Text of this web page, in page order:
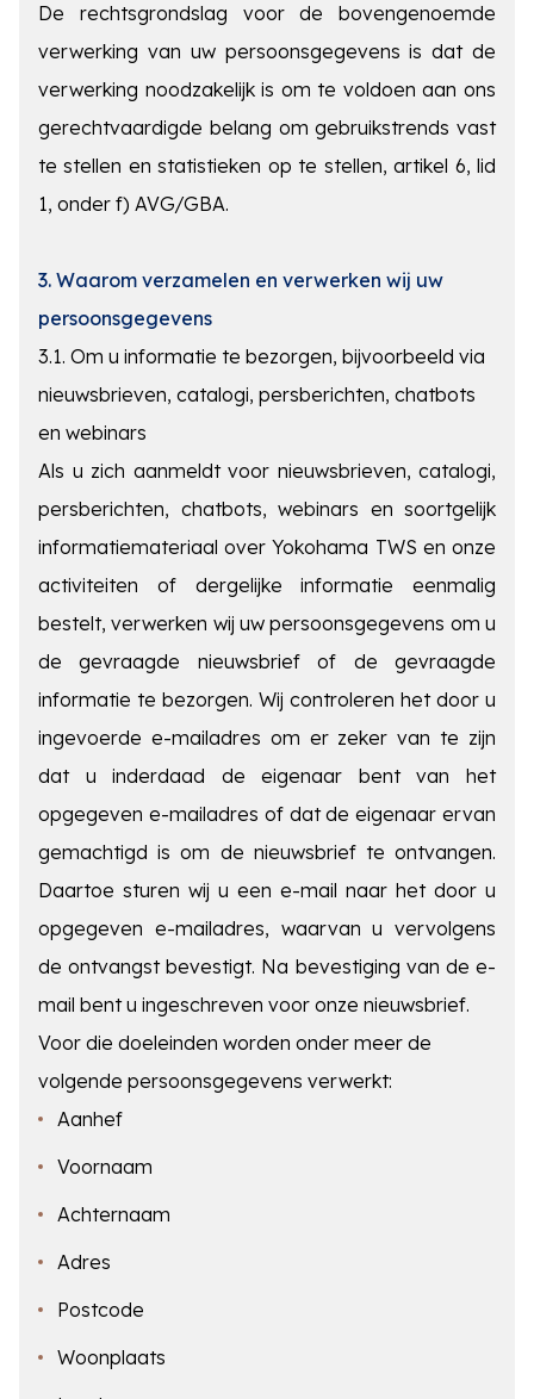
De rechtsgrondslag voor de bovengenoemde
verwerking van uw persoonsgegevens is dat de
verwerking noodzakelijk is om te voldoen aan ons
gerechtvaardigde belang om gebruikstrends vast
te stellen en statistieken op te stellen, artikel 6, lid
1, onder f) AVG/GBA.
3. Waarom verzamelen en verwerken wij uw
persoonsgegevens
3.1. Om u informatie te bezorgen, bijvoorbeeld via
nieuwsbrieven, catalogi, persberichten, chatbots
en webinars
Als u zich aanmeldt voor nieuwsbrieven, catalogi,
persberichten, chatbots, webinars en soortgelijk
informatiemateriaal over Yokohama TWS en onze
activiteiten of dergelijke informatie eenmalig
bestelt, verwerken wij uw persoonsgegevens om u
de gevraagde nieuwsbrief of de gevraagde
informatie te bezorgen. Wij controleren het door u
ingevoerde e-mailadres om er zeker van te zijn
dat u inderdaad de eigenaar bent van het
opgegeven e-mailadres of dat de eigenaar ervan
gemachtigd is om de nieuwsbrief te ontvangen.
Daartoe sturen wij u een e-mail naar het door u
opgegeven e-mailadres, waarvan u vervolgens
de ontvangst bevestigt. Na bevestiging van de e-
mail bent u ingeschreven voor onze nieuwsbrief.
Voor die doeleinden worden onder meer de
volgende persoonsgegevens verwerkt:
Aanhef
Voornaam
Achternaam
Adres
Postcode
Woonplaats